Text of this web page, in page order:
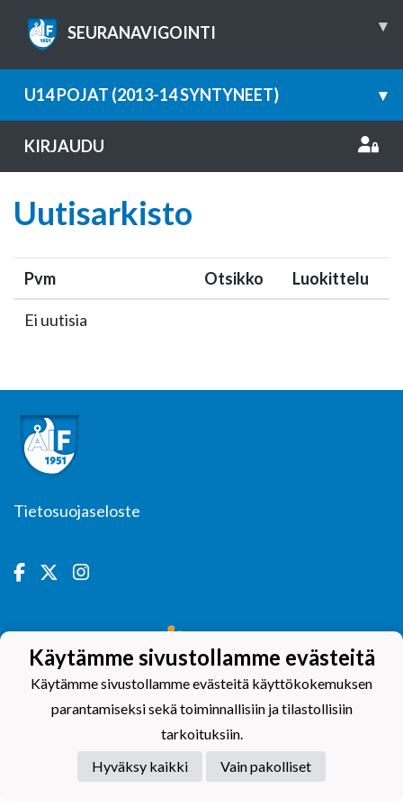
SEURANAVIGOINTI ▾
U14 POJAT (2013-14 SYNTYNEET) ▾
KIRJAUDU
Uutisarkisto
Pvm Otsikko Luokittelu
Ei uutisia
Tietosuojaseloste
Käytämme sivustollamme evästeitä
Käytämme sivustollamme evästeitä käyttökokemuksen
parantamiseksi sekä toiminnallisiin ja tilastollisiin
tarkoituksiin.
Hyväksy kaikki
Vain pakolliset